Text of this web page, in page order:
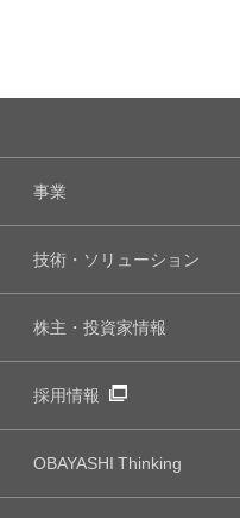
事業
技術・ソリューション
株主・投資家情報
採用情報
OBAYASHIThinking